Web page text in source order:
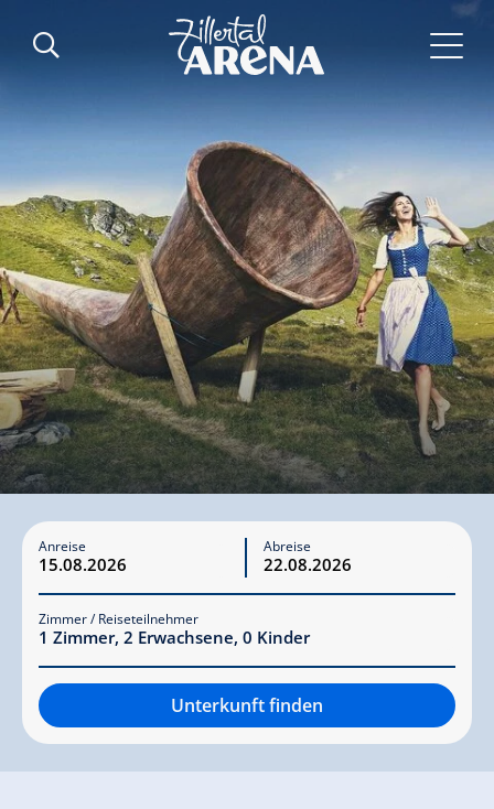
Anreise Abreise
Zimmer / Reiseteilnehmer
1 Zimmer, 2 Erwachsene, 0 Kinder
Unterkunft finden